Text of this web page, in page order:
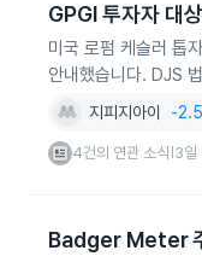
GPGI 투자자 대
미국 로펌 케슬러 톱
안내했습니다. DJS
지피지아이 -
4건의 연관 소식 3일
Badger Meter 주